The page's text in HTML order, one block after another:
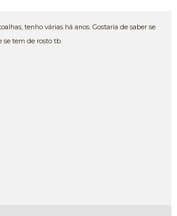
tenho várias há anos. Gostaria de saber se
se tem de rosto tb.